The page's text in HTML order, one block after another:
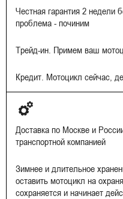
Честная гарантия 2 недели
проблема - починим
Трейд-ин. Примем ваш
Кредит. Мотоцикл сейчас,
Доставка по Москве и
транспортной компанией
Зимнее и длительное
оставить мотоцикл на
сохраняется и начинает